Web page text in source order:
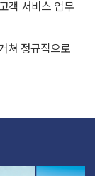
객 서비스 업무
쳐 정규직으로